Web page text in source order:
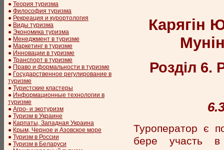
● Теория туризма
● Философия туризма
● Рекреация и курортология
● Виды туризма
● Экономика туризма
● Менеджмент в туризме
● Маркетинг в туризме
● Инновации в туризме
● Транспорт в туризме
● Право и формальности в туризме
● Государственное регулирование в
туризме
● Туристские кластеры
● Информационные технологии в
туризме
● Агро- и экотуризм
● Туризм в Украине
● Карпаты, Западная Украина
● Крым, Черное и Азовское море
● Туризм в России
● Туризм в Беларуси
Карягін
Розділ 6.
Туроператор є
бере участь в